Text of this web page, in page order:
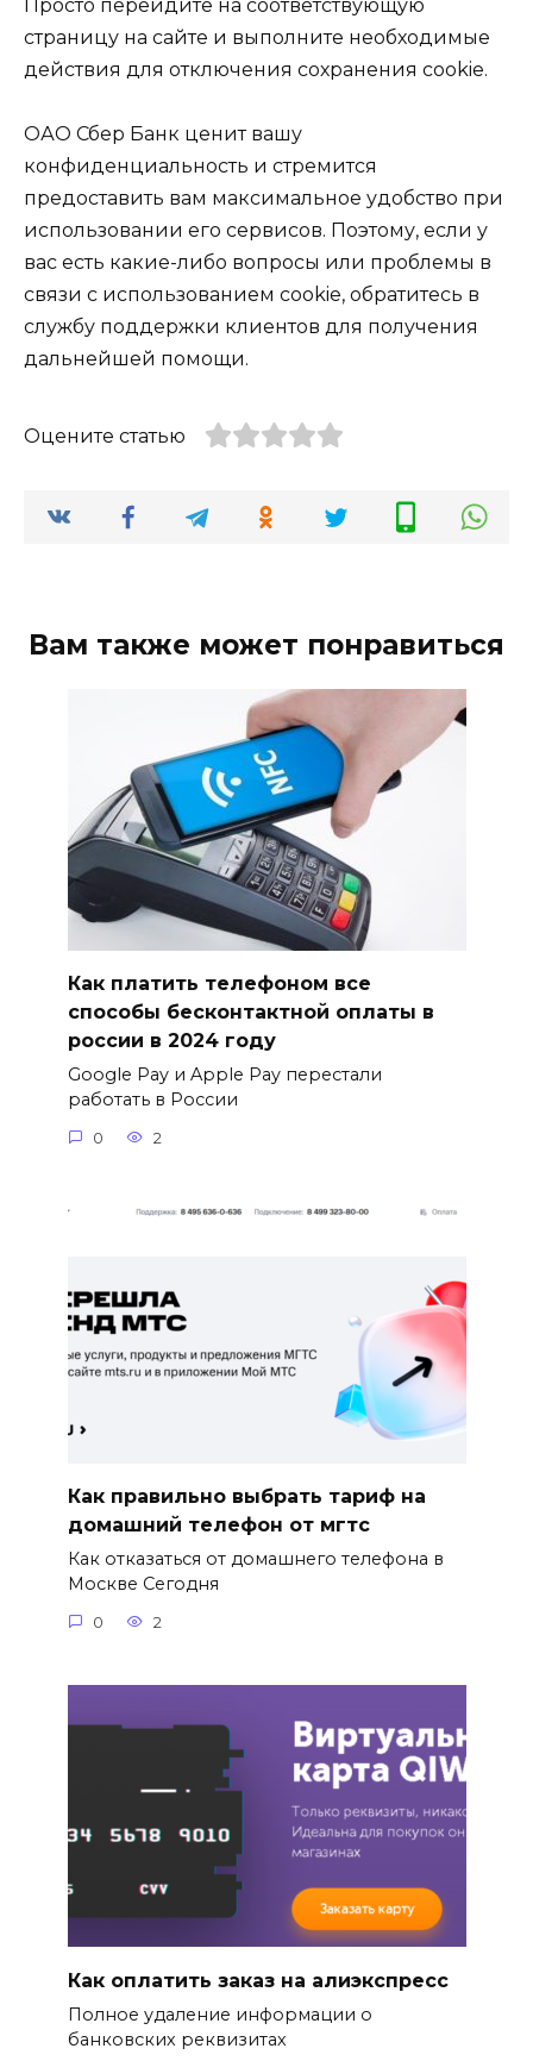
Просто перейдите на соответствующую
страницу на сайте и выполните необходимые
действия для отключения сохранения cookie.
ОАО Сбер Банк ценит вашу
конфиденциальность и стремится
предоставить вам максимальное удобство при
использовании его сервисов. Поэтому, если у
вас есть какие-либо вопросы или проблемы в
связи с использованием cookie, обратитесь в
службу поддержки клиентов для получения
дальнейшей помощи.
Оцените статью
Вам также может понравиться
Как платить телефоном все
способы бесконтактной оплаты в
россии в 2024 году
Google Pay и Apple Pay перестали
работать в России
0 2
Как правильно выбрать тариф на
домашний телефон от мгтс
Как отказаться от домашнего телефона в
Москве Сегодня
0 2
Как оплатить заказ на алиэкспресс
Полное удаление информации о
банковских реквизитах